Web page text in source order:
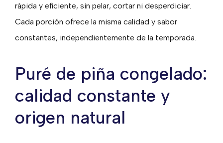
rápida y eficiente, sin pelar, cortar ni desperdiciar.
Cada porción ofrece la misma calidad y sabor
constantes, independientemente de la temporada.
Puré de piña congelado:
calidad constante y
origen natural